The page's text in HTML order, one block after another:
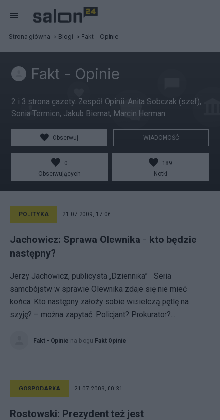
Strona główna Blogi Fakt - Opinie
Fakt - Opinie
2 i 3 strona gazety. Zespół Opinii: Anita Sobczak (szef),
Sonia Termion, Jakub Biernat, Marcin Herman
Obserwuj WIADOMOŚĆ
0
Obserwujących
189
Notki
POLITYKA 21.07.2009, 17:06
Jachowicz: Sprawa Olewnika - kto będzie
następny?
Jerzy Jachowicz, publicysta „Dziennika” Seria
samobójstw w sprawie Olewnika zdaje się nie mieć
końca. Kto następny założy sobie wisielczą pętlę na
szyję? – można zapytać. Policjant? Prokurator?...
Fakt - Opinie na blogu Fakt Opinie
GOSPODARKA 21.07.2009, 00:31
Rostowski: Prezydent też jest